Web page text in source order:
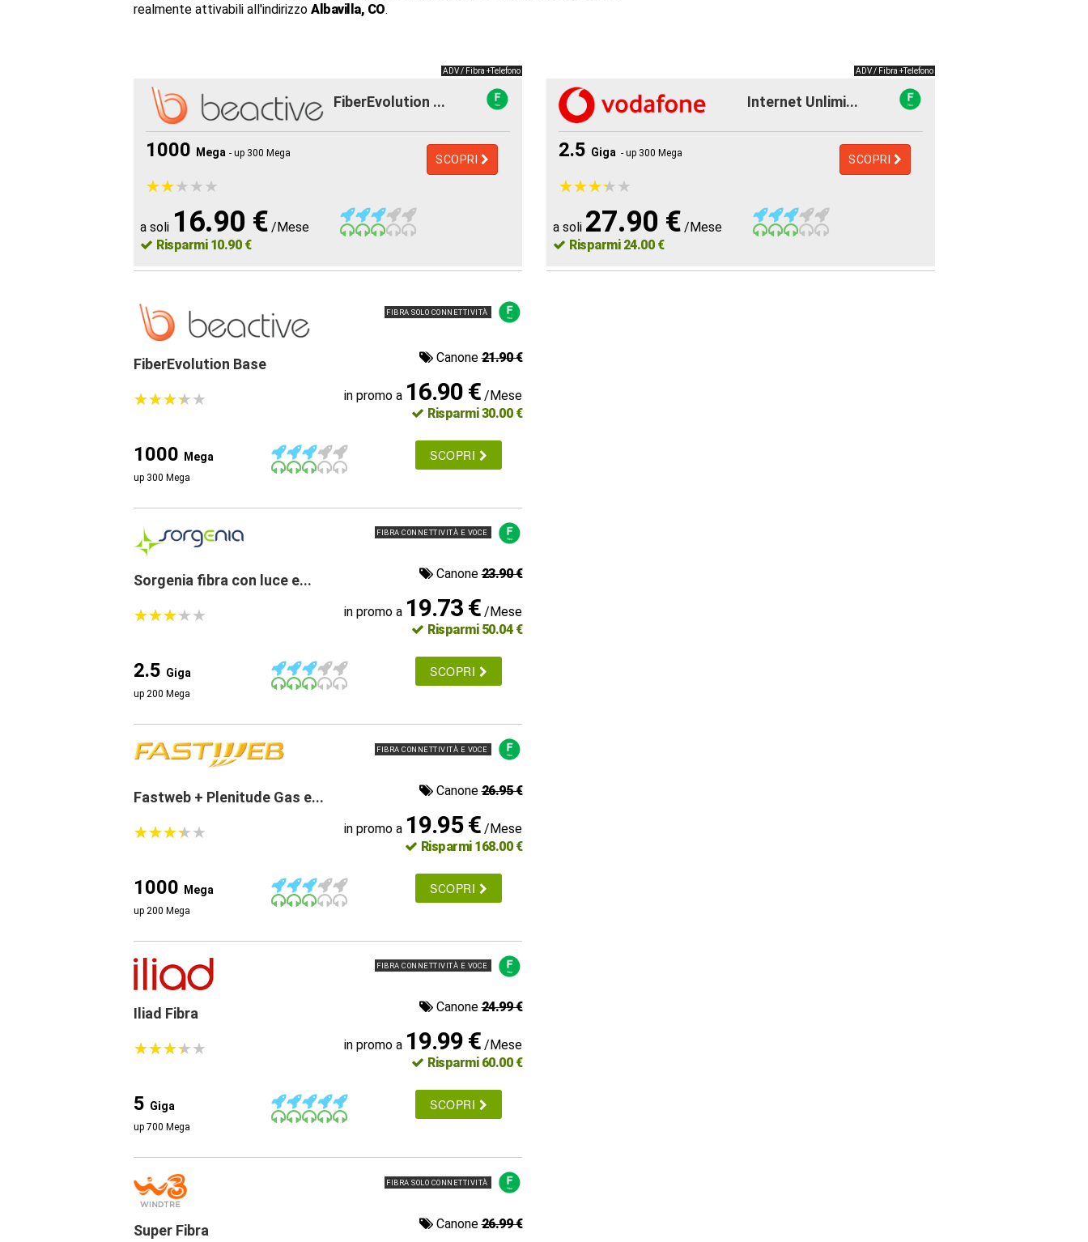
realmente attivabili all'indirizzo Albavilla, CO.
ADV / Fibra +Telefono
FiberEvolution ...
1000 Mega - up 300 Mega SCOPRI
★★★★★
★★★★★
a soli 16.90 € /Mese
Risparmi 10.90 €
ADV / Fibra +Telefono
Internet Unlimi...
2.5 Giga - up 300 Mega SCOPRI
★★★★★
★★★★★
a soli 27.90 € /Mese
Risparmi 24.00 €
FIBRA SOLO CONNETTIVITÀ
FiberEvolution Base Canone21.90 €
★★★★★
★★★★★ in promo a 16.90 € /Mese
Risparmi 30.00 €
1000 Mega
up 300 Mega
SCOPRI
FIBRA CONNETTIVITÀ E VOCE
Sorgenia fibra con luce e... Canone23.90 €
★★★★★
★★★★★ in promo a 19.73 € /Mese
Risparmi 50.04 €
2.5 Giga
up 200 Mega
SCOPRI
FIBRA CONNETTIVITÀ E VOCE
Fastweb + Plenitude Gas e... Canone26.95 €
★★★★★
★★★★★ in promo a 19.95 € /Mese
Risparmi 168.00 €
1000 Mega
up 200 Mega
SCOPRI
FIBRA CONNETTIVITÀ E VOCE
Iliad Fibra Canone24.99 €
★★★★★
★★★★★ in promo a 19.99 € /Mese
Risparmi 60.00 €
5 Giga
up 700 Mega
SCOPRI
FIBRA SOLO CONNETTIVITÀ
Super Fibra Canone26.99 €